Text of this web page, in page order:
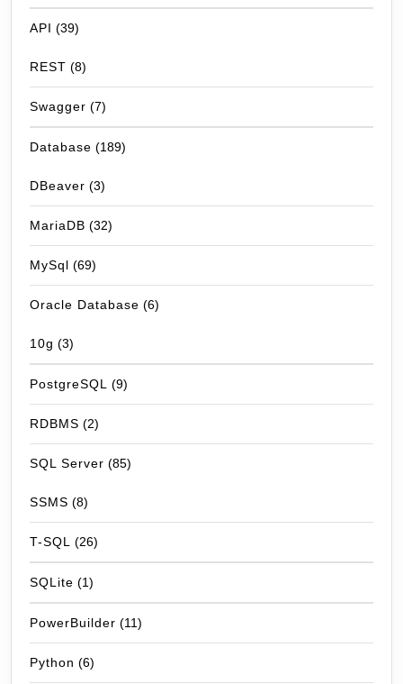
API (39)
REST (8)
Swagger (7)
Database (189)
DBeaver (3)
MariaDB (32)
MySql (69)
Oracle Database (6)
10g (3)
PostgreSQL (9)
RDBMS (2)
SQL Server (85)
SSMS (8)
T-SQL (26)
SQLite (1)
PowerBuilder (11)
Python (6)